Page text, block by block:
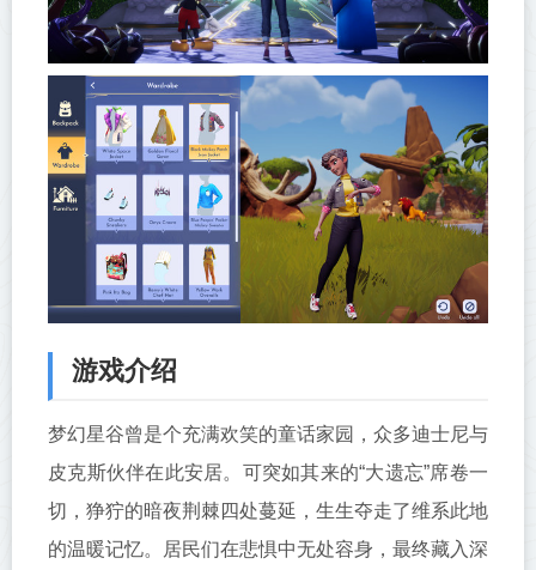
游戏介绍
梦幻星谷曾是个充满欢笑的童话家园，众多迪士尼与
皮克斯伙伴在此安居。可突如其来的“大遗忘”席卷一
切，狰狞的暗夜荆棘四处蔓延，生生夺走了维系此地
的温暖记忆。居民们在悲惧中无处容身，最终藏入深